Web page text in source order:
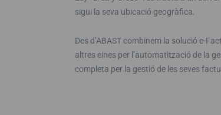
sigui la seva ubicació geogràfica.
Des d’ABAST combinem la solució e-
altres eines per l’automatització de la
completa per la gestió de les seves